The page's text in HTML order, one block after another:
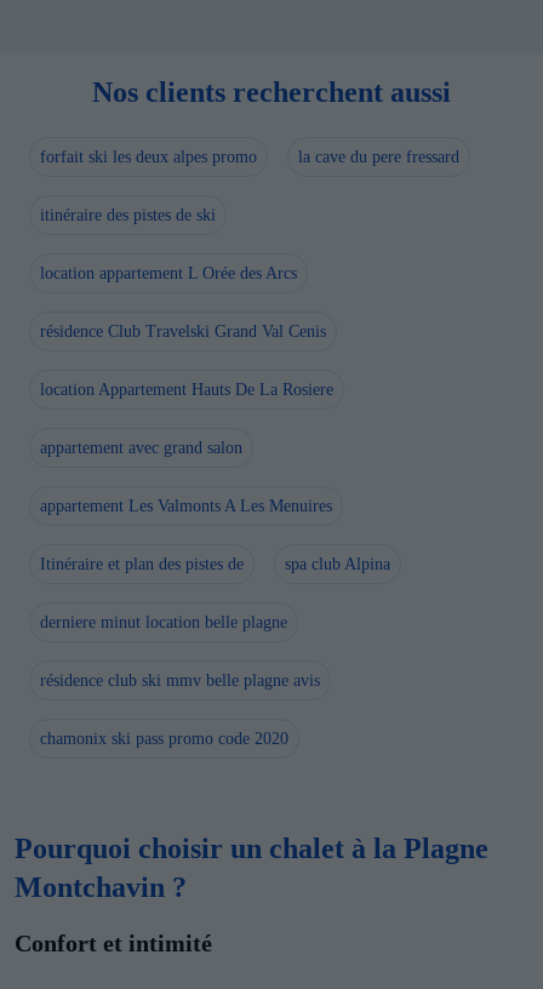
Nos clients recherchent aussi
forfait ski les deux alpes promo la cave du pere fressard
itinéraire des pistes de ski
location appartement L Orée des Arcs
résidence Club Travelski Grand Val Cenis
location Appartement Hauts De La Rosiere
appartement avec grand salon
appartement Les Valmonts A Les Menuires
Itinéraire et plan des pistes de spa club Alpina
derniere minut location belle plagne
résidence club ski mmv belle plagne avis
chamonix ski pass promo code 2020
Pourquoi choisir un chalet à la Plagne
Montchavin ?
Confort et intimité